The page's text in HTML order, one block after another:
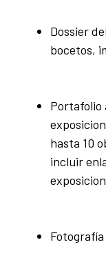
Dossier
bocetos,
Portafolio
hasta 10
incluir